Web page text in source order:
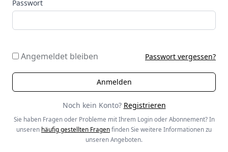
Passwort
Angemeldet bleiben Passwort vergessen?
Noch kein Konto? Registrieren
Sie haben Fragen oder Probleme mit Ihrem Login oder Abonnement? In
unseren häufig gestellten Fragen finden Sie weitere Informationen zu
unseren Angeboten.